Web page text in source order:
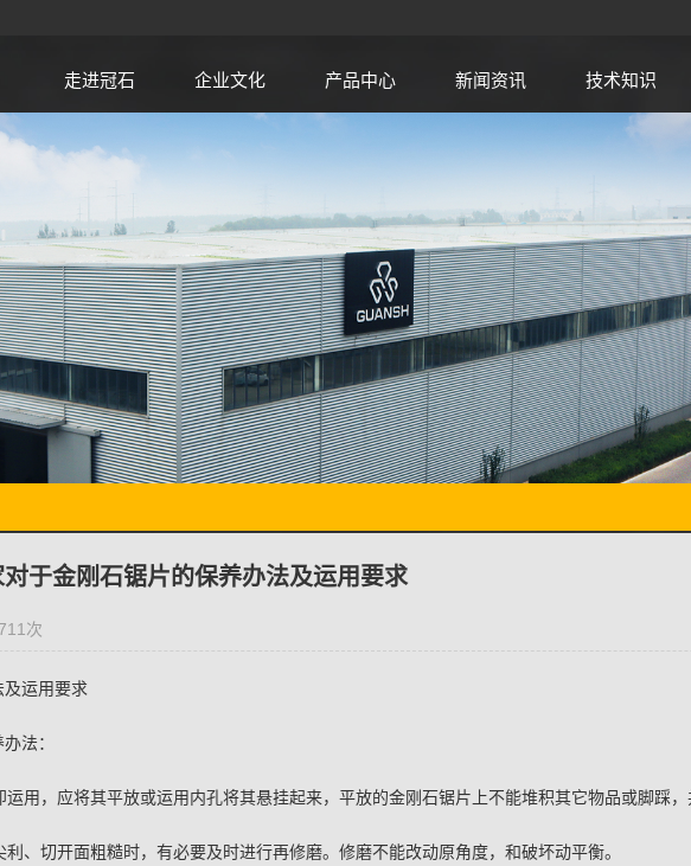
走进冠石 企业文化 产品中心
锯片基体
木工刀具
金属加工刀具
聚晶金刚石复合
片
新闻资讯 技术知识
于金刚石锯片的保养办法及运用要求
次
及运用要求
法：
运用，应将其平放或运用内孔将其悬挂起来，平放的金刚石锯片上不能堆积其它物品或脚踩
利、切开面粗糙时，有必要及时进行再修磨。修磨不能改动原角度，和破坏动平衡。